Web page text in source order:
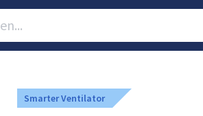
Smarter Ventilator